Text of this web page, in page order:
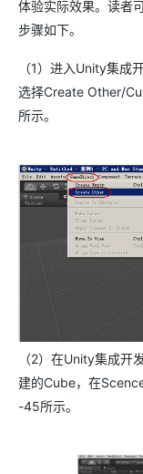
体验实际效果。读者
步骤如下。
（1）进入Unity集成
选择Create Other/
所示。
（2）在Unity集成开
建的Cube，在
-45所示。